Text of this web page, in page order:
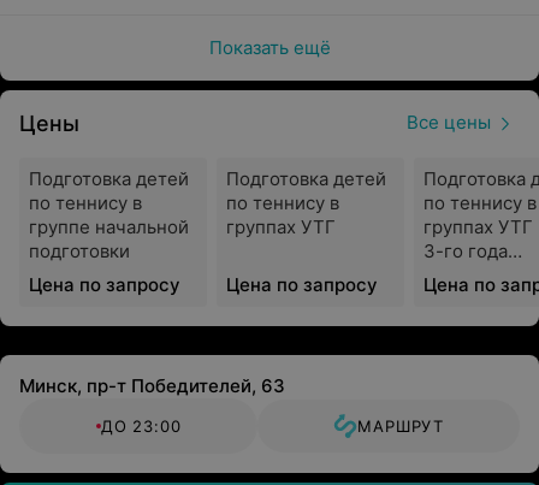
Показать ещё
Цены Все цены
Подготовка детей
по теннису в
группе начальной
подготовки
Цена по запросу
Подготовка детей
по теннису в
группах УТГ
Цена по запросу
Подготовка
по теннису в
группах УТГ
3-го года
обучения
Цена по
Минск, пр-т Победителей, 63
ДО 23:00 МАРШРУТ